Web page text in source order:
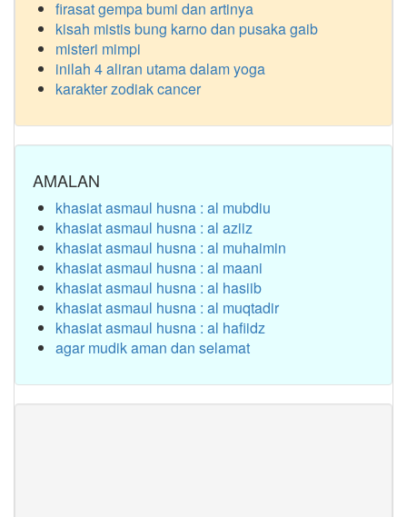
firasat gempa bumi dan artinya
kisah mistis bung karno dan pusaka gaib
misteri mimpi
inilah 4 aliran utama dalam yoga
karakter zodiak cancer
AMALAN
khasiat asmaul husna : al mubdiu
khasiat asmaul husna : al aziiz
khasiat asmaul husna : al muhaimin
khasiat asmaul husna : al maani
khasiat asmaul husna : al hasiib
khasiat asmaul husna : al muqtadir
khasiat asmaul husna : al hafiidz
agar mudik aman dan selamat